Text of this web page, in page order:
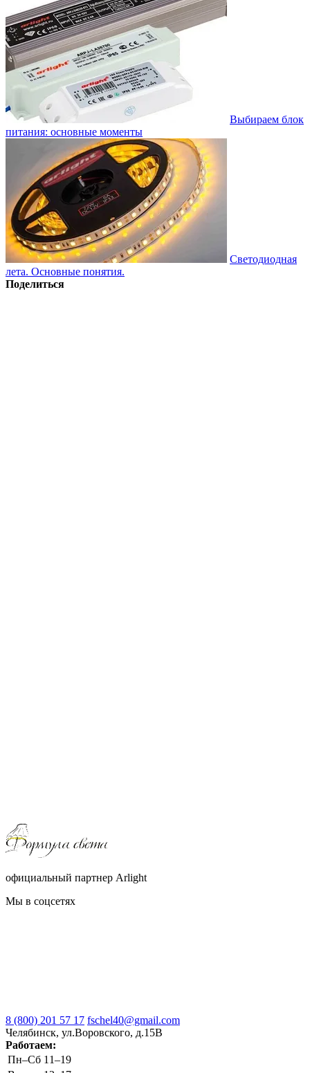
Выбираем блок
питания: основные моменты
Светодиодная
лета. Основные понятия.
Поделиться
официальный партнер Arlight
Мы в соцсетях
8 (800) 201 57 17 fschel40@gmail.com
Челябинск, ул.Воровского, д.15В
Работаем:
Пн–Cб 11–19